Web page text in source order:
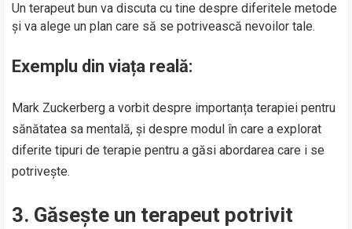
Un terapeut bun va discuta cu tine despre diferitele metode
și va alege un plan care să se potrivească nevoilor tale.
Exemplu din viața reală:
Mark Zuckerberg a vorbit despre importanța terapiei pentru
sănătatea sa mentală, și despre modul în care a explorat
diferite tipuri de terapie pentru a găsi abordarea care i se
potrivește.
3. Găsește un terapeut potrivit